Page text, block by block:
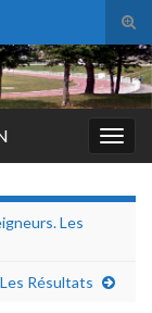
Les
Résultats